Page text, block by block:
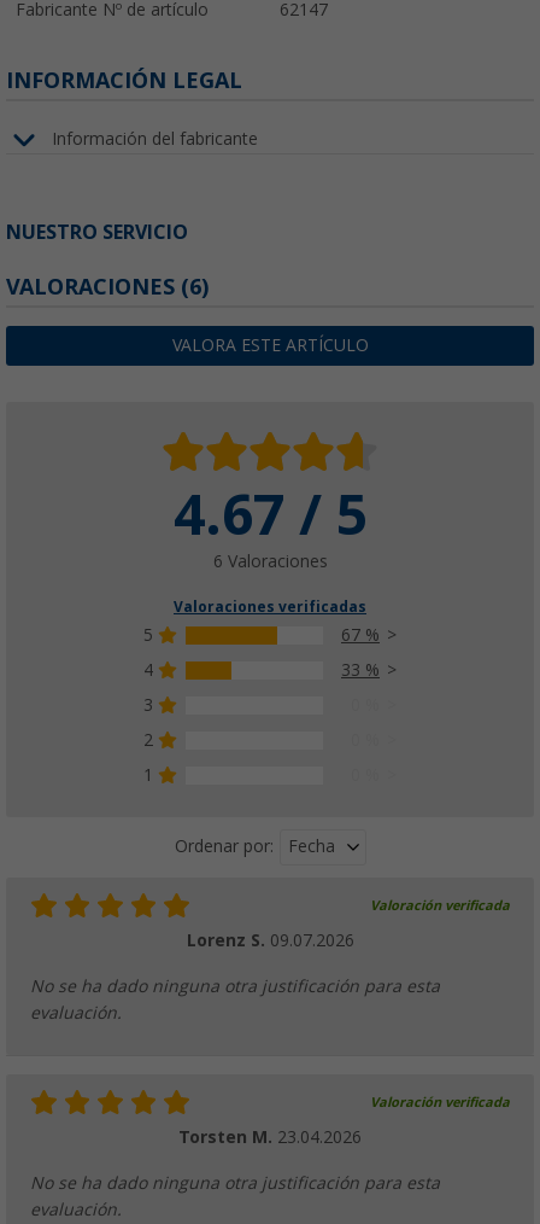
Fabricante Nº de artículo 62147
INFORMACIÓN LEGAL
Información del fabricante
NUESTRO SERVICIO
VALORACIONES (6)
VALORA ESTE ARTÍCULO
4.67 / 5
6 Valoraciones
Valoraciones verificadas
5
67 %
4
33 %
3
2
1
Ordenar por: Fecha
Valoración verificada
Lorenz S. 09.07.2026
No se ha dado ninguna otra justificación para esta
evaluación.
Valoración verificada
Torsten M. 23.04.2026
No se ha dado ninguna otra justificación para esta
evaluación.